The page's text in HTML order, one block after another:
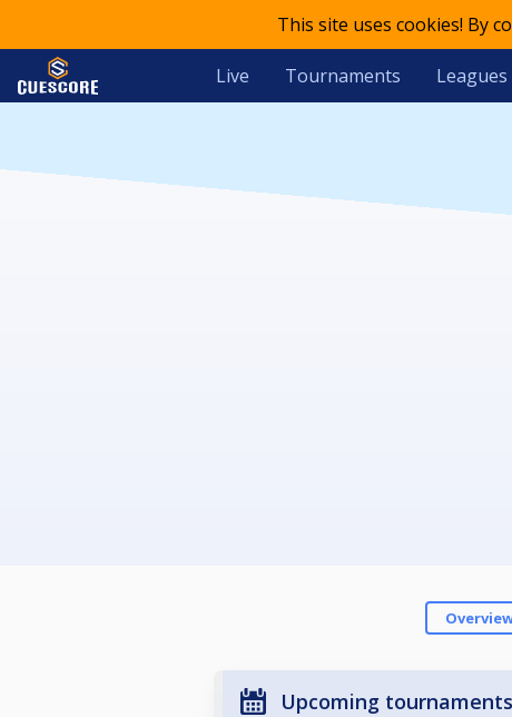
This site uses cookies! By
Live Tournaments Leagues
Upcoming tournaments